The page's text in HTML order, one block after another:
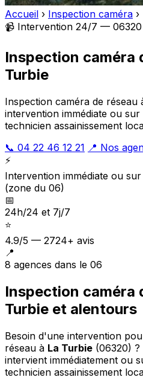
Accueil › Inspection caméra ›
📹 Intervention 24/7 — 06320
Inspection caméra
Turbie
Inspection caméra de réseau
intervention immédiate ou sur
technicien assainissement
📞 04 22 46 12 21 📍 Nos
⚡
Intervention immédiate ou sur
(zone du 06)
📅
24h/24 et 7j/7
⭐
4.9/5 — 2724+ avis
📍
8 agences dans le 06
Inspection caméra
Turbie et alentours
Besoin d'une intervention
réseau à La Turbie (06320) ?
intervient immédiatement ou
technicien assainissement